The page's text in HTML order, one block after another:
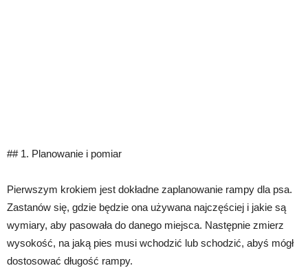
## 1. Planowanie i pomiar
Pierwszym krokiem jest dokładne zaplanowanie rampy dla psa.
Zastanów się, gdzie będzie ona używana najczęściej i jakie są
wymiary, aby pasowała do danego miejsca. Następnie zmierz
wysokość, na jaką pies musi wchodzić lub schodzić, abyś mógł
dostosować długość rampy.